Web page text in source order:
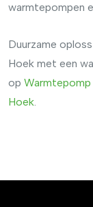
warmtepompen
Duurzame
Hoek met een
op Warmtepomp
Hoek.